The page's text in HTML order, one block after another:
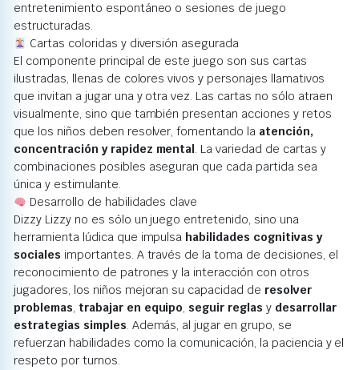
entretenimiento espontáneo o sesiones de juego
estructuradas.
Cartas coloridas y diversión asegurada
El componente principal de este juego son sus cartas
ilustradas, llenas de colores vivos y personajes llamativos
que invitan a jugar una y otra vez. Las cartas no sólo atraen
visualmente, sino que también presentan acciones y retos
que los niños deben resolver, fomentando la atención,
concentración y rapidez mental . La variedad de cartas y
combinaciones posibles aseguran que cada partida sea
única y estimulante.
Desarrollo de habilidades clave
Dizzy Lizzy no es sólo un juego entretenido, sino una
herramienta lúdica que impulsa habilidades cognitivas y
sociales importantes. A través de la toma de decisiones, el
reconocimiento de patrones y la interacción con otros
jugadores, los niños mejoran su capacidad de resolver
problemas, trabajar en equipo, seguir reglas y desarrollar
estrategias simples. Además, al jugar en grupo, se
refuerzan habilidades como la comunicación, la paciencia y el
respeto por turnos.